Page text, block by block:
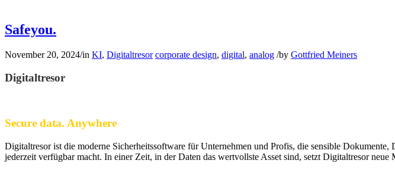
Safeyou.
November 20, 2024/in KI, Digitaltresor corporate design, digital, analog /by Gottfried Meiners
Digitaltresor
Secure data. Anywhere
Digitaltresor ist die moderne Sicherheitssoftware für Unternehmen und Profis, die sensible
jederzeit verfügbar macht. In einer Zeit, in der Daten das wertvollste Asset sind, setzt Digitaltresor